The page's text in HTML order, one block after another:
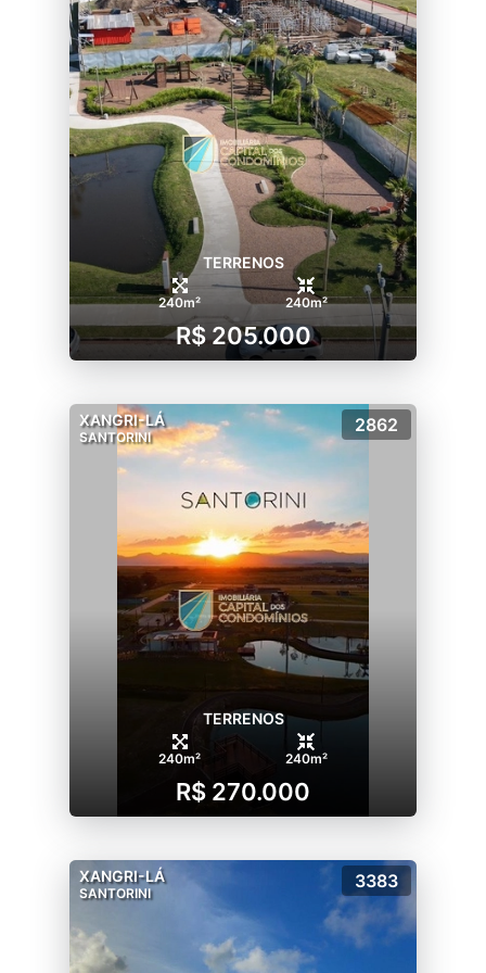
TERRENOS
240m² 240m²
R$ 205.000
XANGRI-LÁ
SANTORINI
2862
TERRENOS
240m² 240m²
R$ 270.000
XANGRI-LÁ
SANTORINI
3383